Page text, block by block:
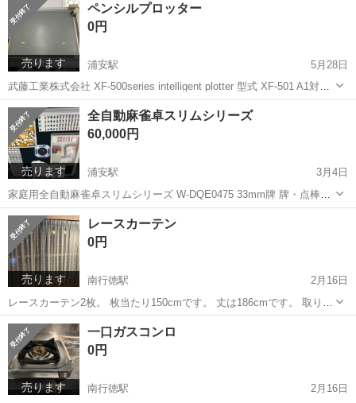
売ります
ペンシルプロッター
0円
浦安駅
5月28日
武藤工業株式会社 XF-500series intelligent plotter 型式 XF-501 A1対応
ペンシルプロッター プロッター専用台 プロッターを動かすためのPC
Windows7 プロッター専用ペン ...
千葉 浦安市 浦安駅 プリンター プロッター
売ります
全自動麻雀卓スリムシリーズ
60,000円
浦安駅
3月4日
家庭用全自動麻雀卓スリムシリーズ W-DQE0475 33mm牌 牌・点棒は
全て揃ってます。 付属のS字フックとカバーはありません。 卓上の緑
のシート(天板マット)が一部少し剥がれています。 ※4枚目の写真参
照。 購入...
千葉 浦安市
売ります
レースカーテン
0円
南行徳駅
2月16日
レースカーテン2枚。 枚当たり150cmです。 丈は186cmです。 取りに
来ていただける方、無料でお譲りいたします。
千葉 市川市 南行徳駅
売ります
一口ガスコンロ
0円
南行徳駅
2月16日